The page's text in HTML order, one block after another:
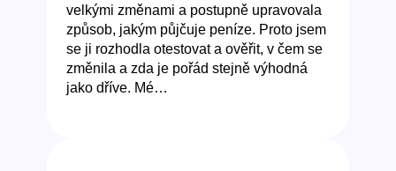
velkými změnami a postupně upravovala
způsob, jakým půjčuje peníze. Proto jsem
se ji rozhodla otestovat a ověřit, v čem se
změnila a zda je pořád stejně výhodná
jako dříve. Mé…